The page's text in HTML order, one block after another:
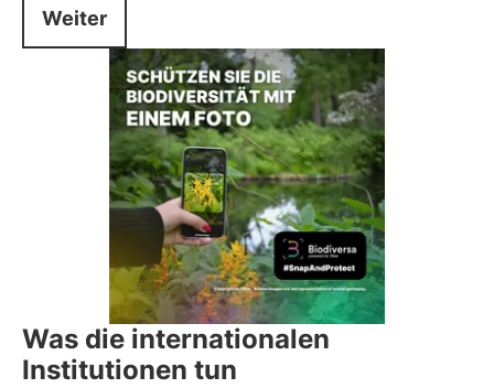
Weiter
Was die internationalen
Institutionen tun